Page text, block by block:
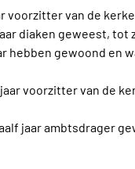
voorzitter van de
diaken geweest,
hebben gewoond en
voorzitter van de
jaar ambtsdrager